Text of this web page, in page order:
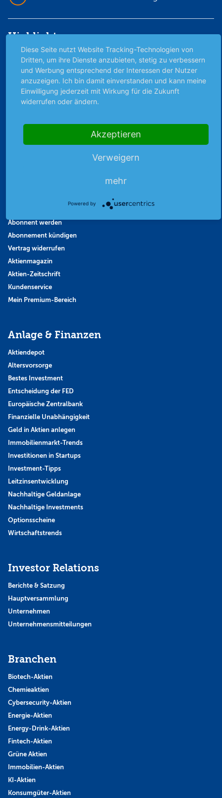
Highlights
Archiv
Börsenbericht
Börsengerüchte
Börsengespräche
Börsennews
Strategie
Abonnent werden
Abonnement kündigen
Vertrag widerrufen
Aktienmagazin
Aktien-Zeitschrift
Kundenservice
Mein Premium-Bereich
Anlage & Finanzen
Aktiendepot
Altersvorsorge
Bestes Investment
Entscheidung der FED
Europäische Zentralbank
Finanzielle Unabhängigkeit
Geld in Aktien anlegen
Immobilienmarkt-Trends
Investitionen in Startups
Investment-Tipps
Leitzinsentwicklung
Nachhaltige Geldanlage
Nachhaltige Investments
Optionsscheine
Wirtschaftstrends
Investor Relations
Berichte & Satzung
Hauptversammlung
Unternehmen
Unternehmensmitteilungen
Branchen
Biotech-Aktien
Chemieaktien
Cybersecurity-Aktien
Energie-Aktien
Energy-Drink-Aktien
Fintech-Aktien
Grüne Aktien
Immobilien-Aktien
KI-Aktien
Konsumgüter-Aktien
Diese Seite nutzt Website Tracking-Technologien von
Dritten, um ihre Dienste anzubieten, stetig zu verbessern
und Werbung entsprechend der Interessen der Nutzer
anzuzeigen. Ich bin damit einverstanden und kann meine
Einwilligung jederzeit mit Wirkung für die Zukunft
widerrufen oder ändern.
Akzeptieren
Verweigern
mehr
Powered by